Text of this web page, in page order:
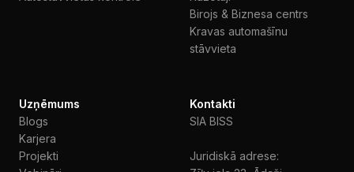
Birojs & Biznesa centrs
Kravas automašīnu
stāvvieta
Uzņēmums
Blogs
Karjera
Projekti
Kontakti
SIA BISS
Juridiskā adrese: